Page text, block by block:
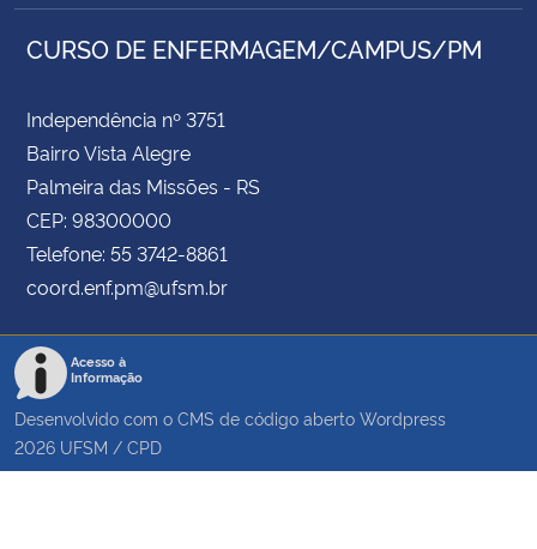
CURSO DE ENFERMAGEM/CAMPUS/PM
Independência nº 3751
Bairro Vista Alegre
Palmeira das Missões - RS
CEP: 98300000
Telefone: 55 3742-8861
coord.enf.pm@ufsm.br
Acesso à
Informação
Desenvolvido com o CMS de código aberto Wordpress
2026 UFSM / CPD